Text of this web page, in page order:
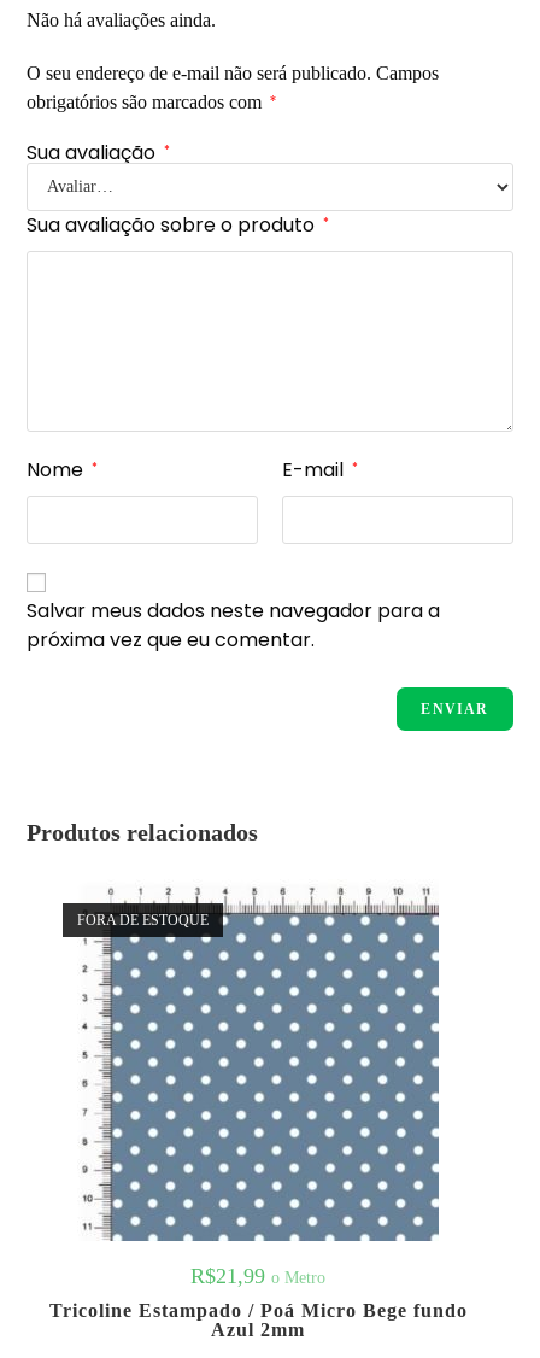
Não há avaliações ainda.
O seu endereço de e-mail não será publicado. Campos
obrigatórios são marcados com
*
Sua avaliação *
Sua avaliação sobre o produto *
Nome * E-mail *
Salvar meus dados neste navegador para a
próxima vez que eu comentar.
Produtos relacionados
FORA DE ESTOQUE
R$21,99 o Metro
Tricoline Estampado / Poá Micro Bege fundo
Azul 2mm